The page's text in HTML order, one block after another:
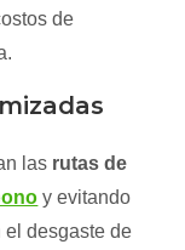
de
las rutas de
y evitando
el desgaste de